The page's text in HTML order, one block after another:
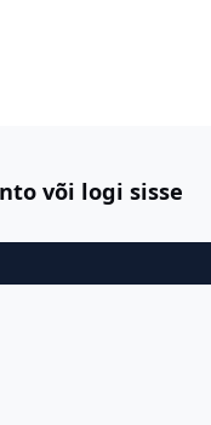
või logi sisse